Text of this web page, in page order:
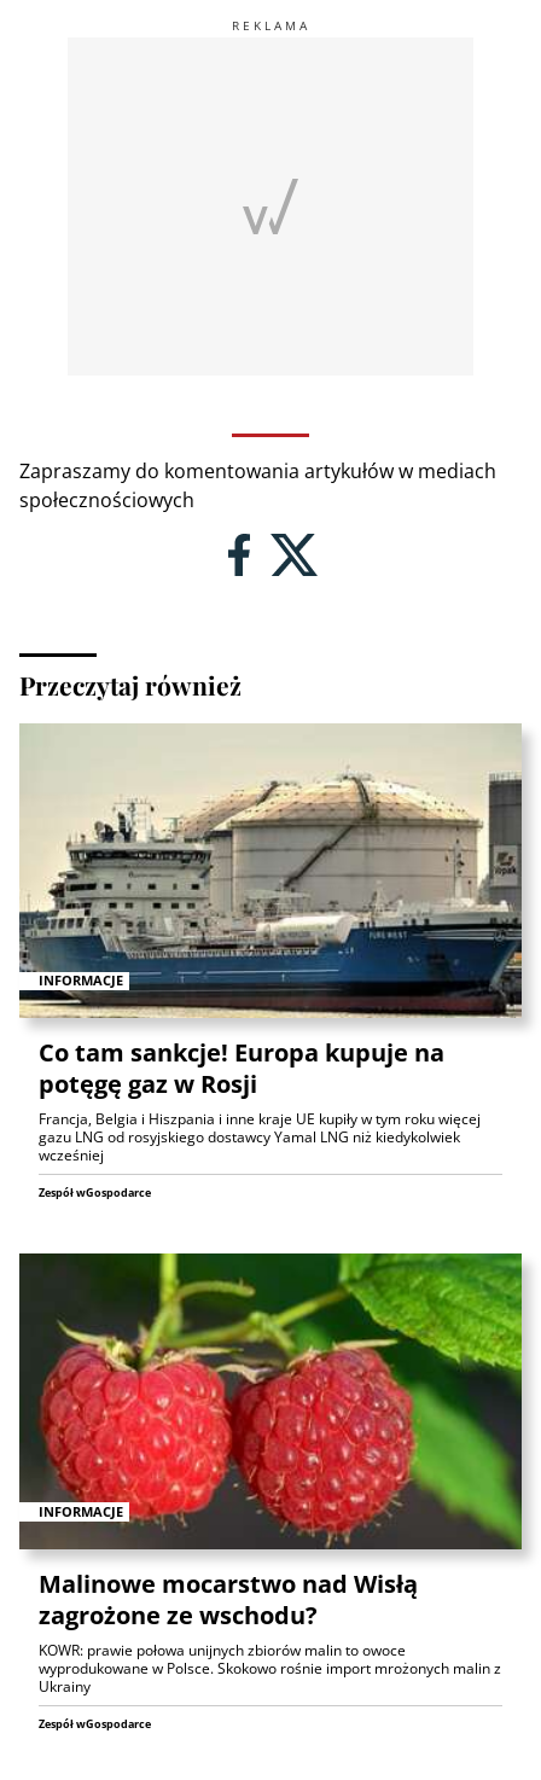
Zapraszamy do komentowania artykułów w mediach
społecznościowych
Przeczytaj również
INFORMACJE
Co tam sankcje! Europa kupuje na
potęgę gaz w Rosji
Francja, Belgia i Hiszpania i inne kraje UE kupiły w tym roku więcej
gazu LNG od rosyjskiego dostawcy Yamal LNG niż kiedykolwiek
wcześniej
Zespół wGospodarce
INFORMACJE
Malinowe mocarstwo nad Wisłą
zagrożone ze wschodu?
KOWR: prawie połowa unijnych zbiorów malin to owoce
wyprodukowane w Polsce. Skokowo rośnie import mrożonych malin z
Ukrainy
Zespół wGospodarce